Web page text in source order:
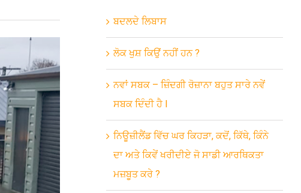
ਬਦਲਦੇ ਲਿਬਾਸ
ਲੋਕ ਖੁਸ਼ ਕਿਉਂ ਨਹੀਂ ਹਨ ?
ਨਵਾਂ ਸਬਕ – ਜ਼ਿੰਦਗੀ ਰੋਜ਼ਾਨਾ ਬਹੁਤ ਸਾਰੇ ਨਵੇਂ
ਸਬਕ ਦਿੰਦੀ ਹੈ l
ਨਿਊਜ਼ੀਲੈਂਡ ਵਿੱਚ ਘਰ ਕਿਹੜਾ, ਕਦੋਂ, ਕਿੱਥੇ, ਕਿੰਨੇ
ਦਾ ਅਤੇ ਕਿਵੇਂ ਖਰੀਦੀਏ ਜੋ ਸਾਡੀ ਆਰਥਿਕਤਾ
ਮਜ਼ਬੂਤ ਕਰੇ ?